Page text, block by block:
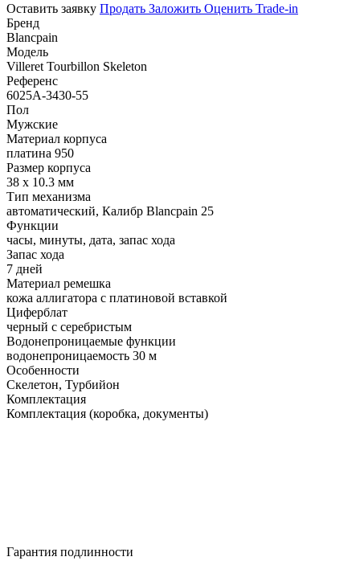
Оставить заявку Продать Заложить Оценить Trade-in
Бренд
Blancpain
Модель
Villeret Tourbillon Skeleton
Референс
6025A-3430-55
Пол
Мужские
Материал корпуса
платина 950
Размер корпуса
38 x 10.3 мм
Тип механизма
автоматический, Калибр Blancpain 25
Функции
часы, минуты, дата, запас хода
Запас хода
7 дней
Материал ремешка
кожа аллигатора с платиновой вставкой
Циферблат
черный с серебристым
Водонепроницаемые функции
водонепроницаемость 30 м
Особенности
Скелетон, Турбийон
Комплектация
Комплектация (коробка, документы)
Гарантия подлинности